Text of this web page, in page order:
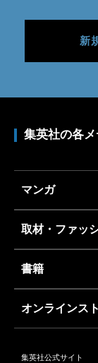
新
集英社の各
マンガ
取材・ファッ
書籍
オンラインス
集英社公式サイト